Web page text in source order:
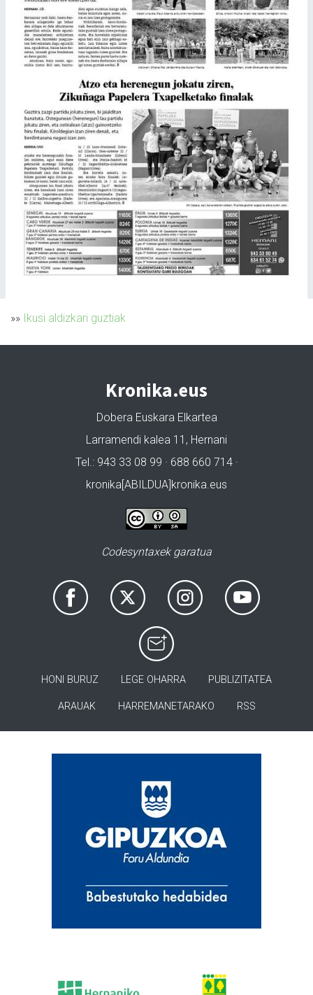
»» Ikusi aldizkari guztiak
Kronika.eus
Dobera Euskara Elkartea
Larramendi kalea 11, Hernani
Tel.: 943 33 08 99 · 688 660 714 ·
kronika[ABILDUA]kronika.eus
Codesyntaxek garatua
HONI BURUZ LEGE OHARRA PUBLIZITATEA
ARAUAK HARREMANETARAKO RSS